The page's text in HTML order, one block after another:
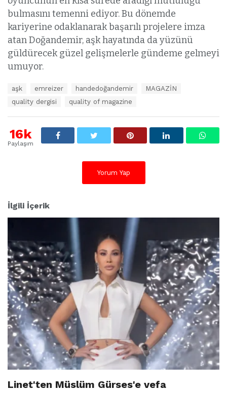
bulmasını temenni ediyor. Bu dönemde
kariyerine odaklanarak başarılı projelere imza
atan Doğandemir, aşk hayatında da yüzünü
güldürecek güzel gelişmelerle gündeme gelmeyi
umuyor.
t
l
aşk emreizer handedoğandemir
MAGAZİN
quality dergisi
quality of magazine
16k
Paylaşım
Yorum Yap
İlgili İçerik
Linet'ten Müslüm Gürses'e vefa